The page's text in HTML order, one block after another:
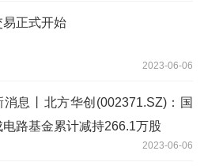
易正式开始
2023-06-06
消息丨北方华创(002371.SZ)：国
电路基金累计减持266.1万股
2023-06-06